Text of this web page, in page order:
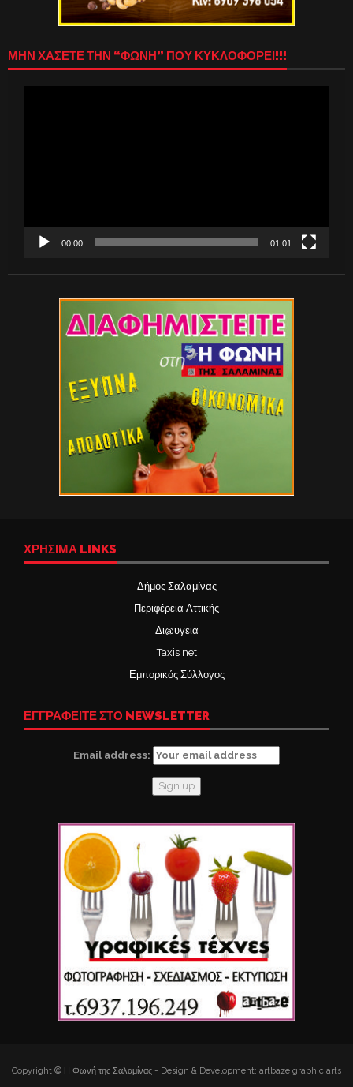
ΜΗΝ ΧΑΣΕΤΕ ΤΗΝ “ΦΩΝΗ” ΠΟΥ ΚΥΚΛΟΦΟΡΕΙ!!!
00:00 01:01
ΧΡΉΣΙΜΑ LINKS
Δήμος Σαλαμίνας
Περιφέρεια Αττικής
Δι@υγεια
Taxis net
Εμπορικός Σύλλογος
ΕΓΓΡΑΦΕΙΤΕ ΣΤΟ NEWSLETTER
Email address:
Copyright © Η Φωνή της Σαλαμίνας - Design & Development: artbaze graphic arts